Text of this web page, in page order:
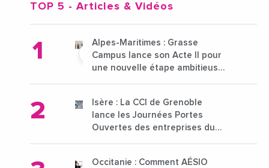
TOP 5 - Articles & Vidéos
Alpes-Maritimes : Grasse
Campus lance son Acte II pour
une nouvelle étape ambitieuse
Isère : La CCI de Grenoble
lance les Journées Portes
Ouvertes des entreprises du
Occitanie : Comment AÉSIO